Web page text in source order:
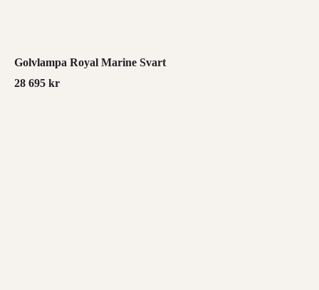
Golvlampa Royal Marine Svart
28 695 kr